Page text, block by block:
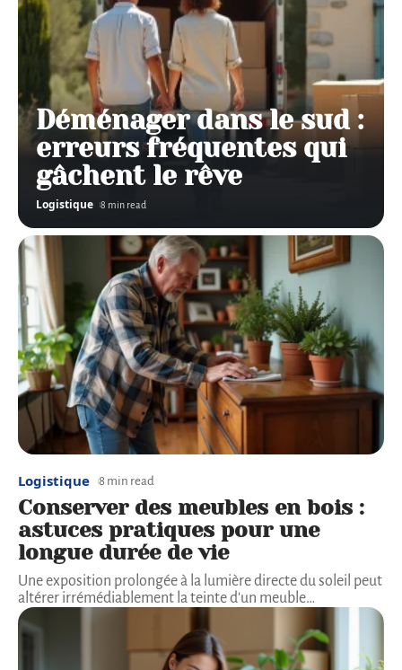
Déménager dans le sud :
erreurs fréquentes qui
gâchent le rêve
Logistique 8 min read
Logistique 8 min read
Conserver des meubles en bois :
astuces pratiques pour une
longue durée de vie
Une exposition prolongée à la lumière directe du soleil peut
altérer irrémédiablement la teinte d'un meuble…